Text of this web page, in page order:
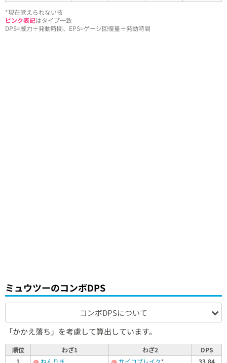
*現在覚えられない技
ピンク表記はタイプ一致
DPS=威力÷発動時間、EPS=ゲージ回復量÷発動時間
ミュウツーのコンボDPS
コンボDPSについて
「かかえ落ち」を考慮して算出しています。
順位 わざ1 わざ2
DPS
1
ねんりき サイコブレイク* 33.84